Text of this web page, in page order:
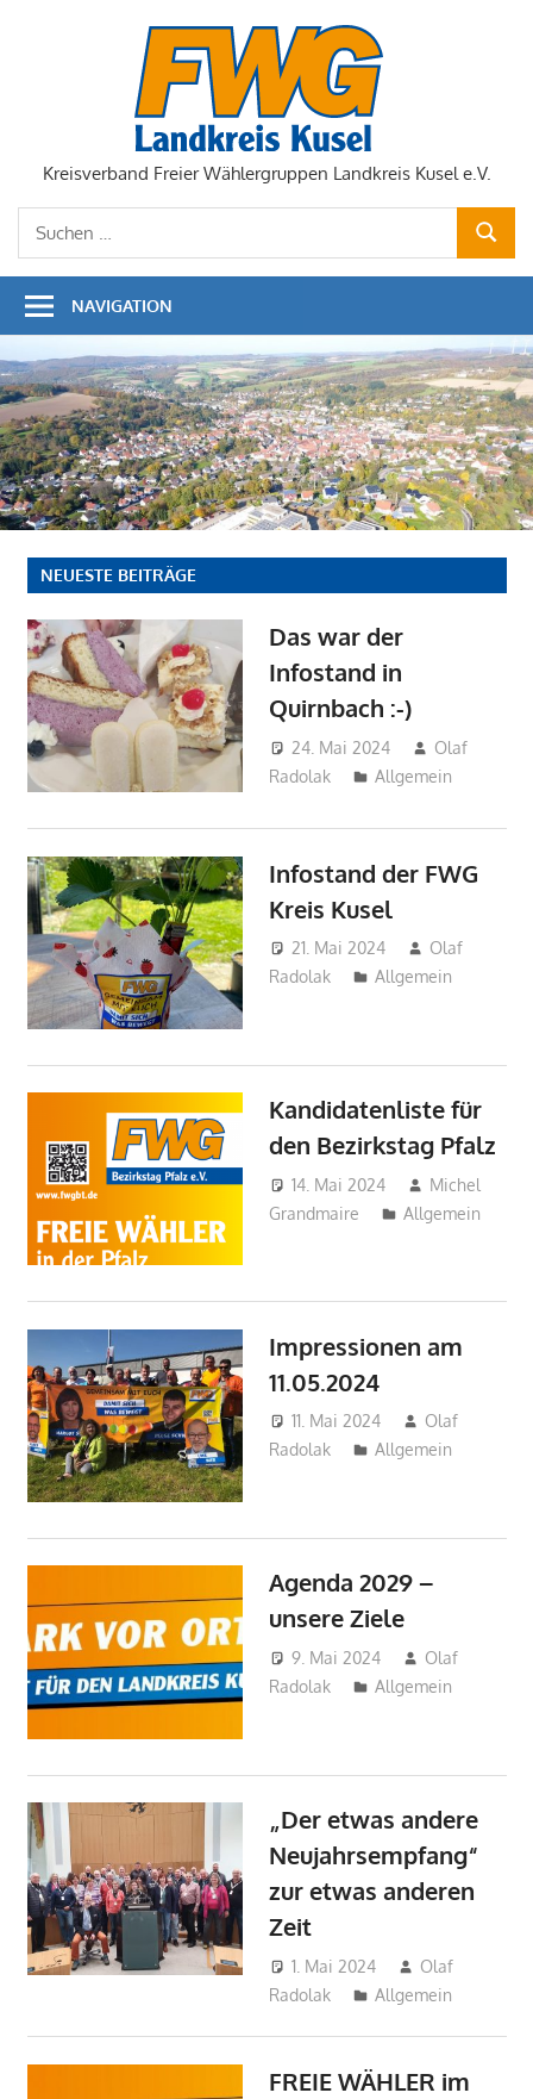
Kreisverband Freier Wählergruppen Landkreis Kusel e.V.
NAVIGATION
NEUESTE BEITRÄGE
Das war der
Infostand in
Quirnbach :-)
24. Mai 2024
Olaf
Radolak
Allgemein
Infostand der FWG
Kreis Kusel
21. Mai 2024
Olaf
Radolak
Allgemein
Kandidatenliste für
den Bezirkstag Pfalz
14. Mai 2024
Michel
Grandmaire
Allgemein
Impressionen am
11.05.2024
11. Mai 2024
Olaf
Radolak
Allgemein
Agenda 2029 –
unsere Ziele
9. Mai 2024
Olaf
Radolak
Allgemein
„Der etwas andere
Neujahrsempfang“
zur etwas anderen
Zeit
1. Mai 2024
Olaf
Radolak
Allgemein
FREIE WÄHLER im